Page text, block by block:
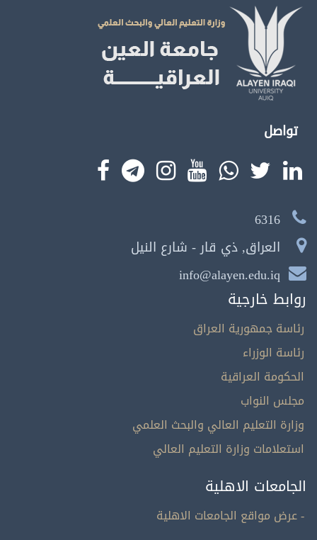
تواصل
6316
العراق, ذي قار - شارع النيل
info@alayen.edu.iq
روابط خارجية
رئاسة جمهورية العراق
رئاسة الوزراء
الحكومة العراقية
مجلس النواب
وزارة التعليم العالي والبحث العلمي
استعلامات وزارة التعليم العالي
الجامعات الاهلية
- عرض مواقع الجامعات الاهلية